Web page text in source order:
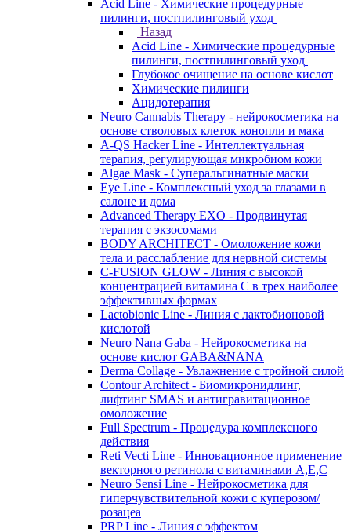
Acid Line - Химические процедурные
пилинги, постпилинговый уход
Назад
Acid Line - Химические процедурные
пилинги, постпилинговый уход
Глубокое очищение на основе кислот
Химические пилинги
Ацидотерапия
Neuro Cannabis Therapy - нейрокосметика на
основе стволовых клеток конопли и мака
A-QS Hacker Line - Интеллектуальная
терапия, регулирующая микробиом кожи
Algae Mask - Суперальгинатные маски
Eye Line - Комплексный уход за глазами в
салоне и дома
Advanced Therapy EXO - Продвинутая
терапия с экзосомами
BODY ARCHITECT - Омоложение кожи
тела и расслабление для нервной системы
C-FUSION GLOW - Линия с высокой
концентрацией витамина C в трех наиболее
эффективных формах
Lactobionic Line - Линия с лактобионовой
кислотой
Neuro Nana Gaba - Нейрокосметика на
основе кислот GABA&NANA
Derma Collage - Увлажнение с тройной силой
Contour Architect - Биомикронидлинг,
лифтинг SMAS и антигравитационное
омоложение
Full Spectrum - Процедура комплексного
действия
Reti Vecti Line - Инновационное применение
векторного ретинола с витаминами A,Е,С
Neuro Sensi Line - Нейрокосметика для
гиперчувствительной кожи с куперозом/
розацеа
PRP Line - Линия с эффектом